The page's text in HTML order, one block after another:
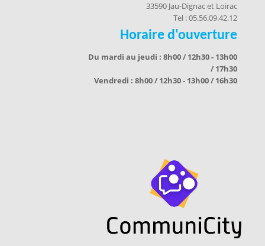
33590 Jau-Dignac et Loirac
Tel : 05.56.09.42.12
Horaire d'ouverture
Du mardi au jeudi : 8h00 / 12h30 - 13h00
/ 17h30
Vendredi : 8h00 / 12h30 - 13h00 / 16h30